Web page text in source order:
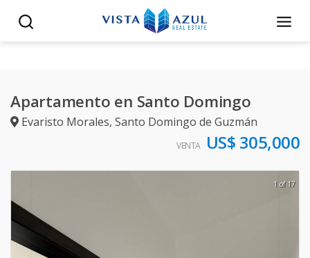
Apartamento en Santo Domingo
Evaristo Morales, Santo Domingo de Guzmán
VENTA US$ 305,000
1 of 17